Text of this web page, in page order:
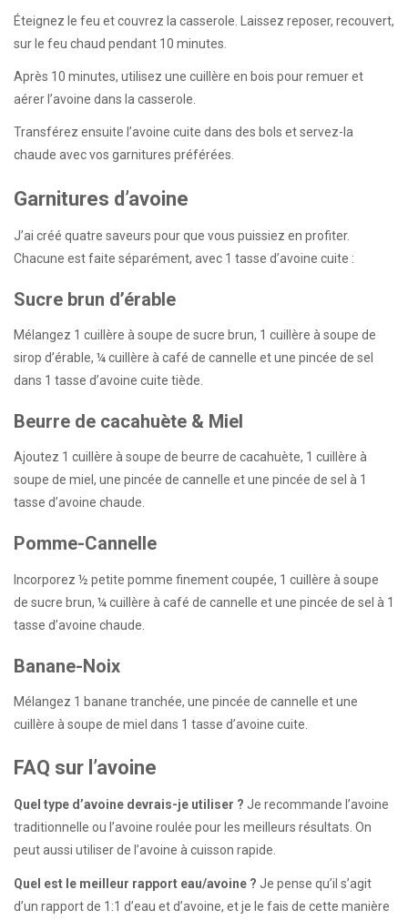
Éteignez le feu et couvrez la casserole. Laissez reposer, recouvert,
sur le feu chaud pendant 10 minutes.
Après 10 minutes, utilisez une cuillère en bois pour remuer et
aérer l’avoine dans la casserole.
Transférez ensuite l’avoine cuite dans des bols et servez-la
chaude avec vos garnitures préférées.
Garnitures d’avoine
J’ai créé quatre saveurs pour que vous puissiez en profiter.
Chacune est faite séparément, avec 1 tasse d’avoine cuite :
Sucre brun d’érable
Mélangez 1 cuillère à soupe de sucre brun, 1 cuillère à soupe de
sirop d’érable, ¼ cuillère à café de cannelle et une pincée de sel
dans 1 tasse d’avoine cuite tiède.
Beurre de cacahuète & Miel
Ajoutez 1 cuillère à soupe de beurre de cacahuète, 1 cuillère à
soupe de miel, une pincée de cannelle et une pincée de sel à 1
tasse d’avoine chaude.
Pomme-Cannelle
Incorporez ½ petite pomme finement coupée, 1 cuillère à soupe
de sucre brun, ¼ cuillère à café de cannelle et une pincée de sel à 1
tasse d’avoine chaude.
Banane-Noix
Mélangez 1 banane tranchée, une pincée de cannelle et une
cuillère à soupe de miel dans 1 tasse d’avoine cuite.
FAQ sur l’avoine
Quel type d’avoine devrais-je utiliser ? Je recommande l’avoine
traditionnelle ou l’avoine roulée pour les meilleurs résultats. On
peut aussi utiliser de l’avoine à cuisson rapide.
Quel est le meilleur rapport eau/avoine ? Je pense qu’il s’agit
d’un rapport de 1:1 d’eau et d’avoine, et je le fais de cette manière